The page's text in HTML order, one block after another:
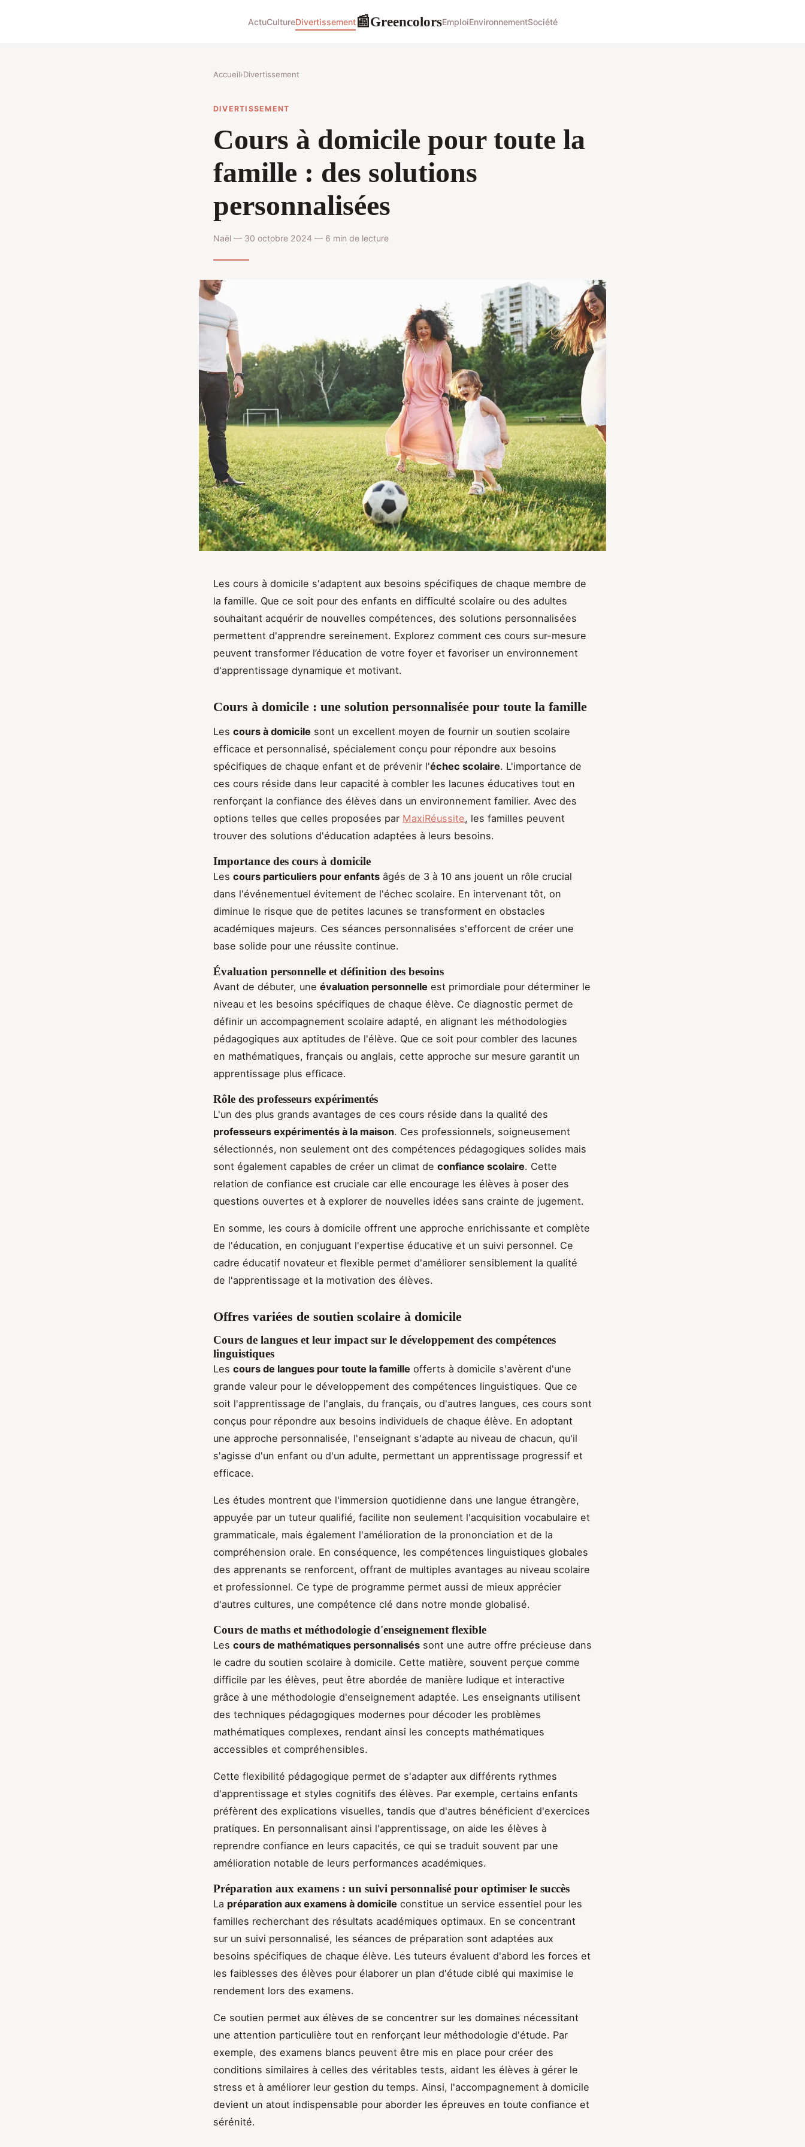
ActuCultureDivertissement📰GreencolorsEmploiEnvironnementSociété
Accueil›Divertissement
DIVERTISSEMENT
Cours à domicile pour toute la
famille : des solutions
personnalisées
Naël — 30 octobre 2024 — 6 min de lecture
Les cours à domicile s'adaptent aux besoins spécifiques de chaque membre de
la famille. Que ce soit pour des enfants en difficulté scolaire ou des adultes
souhaitant acquérir de nouvelles compétences, des solutions personnalisées
permettent d'apprendre sereinement. Explorez comment ces cours sur-mesure
peuvent transformer l’éducation de votre foyer et favoriser un environnement
d'apprentissage dynamique et motivant.
Cours à domicile : une solution personnalisée pour toute la famille
Les cours à domicile sont un excellent moyen de fournir un soutien scolaire
efficace et personnalisé, spécialement conçu pour répondre aux besoins
spécifiques de chaque enfant et de prévenir l'échec scolaire. L'importance de
ces cours réside dans leur capacité à combler les lacunes éducatives tout en
renforçant la confiance des élèves dans un environnement familier. Avec des
options telles que celles proposées par MaxiRéussite, les familles peuvent
trouver des solutions d'éducation adaptées à leurs besoins.
Importance des cours à domicile
Les cours particuliers pour enfants âgés de 3 à 10 ans jouent un rôle crucial
dans l'événementuel évitement de l'échec scolaire. En intervenant tôt, on
diminue le risque que de petites lacunes se transforment en obstacles
académiques majeurs. Ces séances personnalisées s'efforcent de créer une
base solide pour une réussite continue.
Évaluation personnelle et définition des besoins
Avant de débuter, une évaluation personnelle est primordiale pour déterminer le
niveau et les besoins spécifiques de chaque élève. Ce diagnostic permet de
définir un accompagnement scolaire adapté, en alignant les méthodologies
pédagogiques aux aptitudes de l'élève. Que ce soit pour combler des lacunes
en mathématiques, français ou anglais, cette approche sur mesure garantit un
apprentissage plus efficace.
Rôle des professeurs expérimentés
L'un des plus grands avantages de ces cours réside dans la qualité des
professeurs expérimentés à la maison. Ces professionnels, soigneusement
sélectionnés, non seulement ont des compétences pédagogiques solides mais
sont également capables de créer un climat de confiance scolaire. Cette
relation de confiance est cruciale car elle encourage les élèves à poser des
questions ouvertes et à explorer de nouvelles idées sans crainte de jugement.
En somme, les cours à domicile offrent une approche enrichissante et complète
de l'éducation, en conjuguant l'expertise éducative et un suivi personnel. Ce
cadre éducatif novateur et flexible permet d'améliorer sensiblement la qualité
de l'apprentissage et la motivation des élèves.
Offres variées de soutien scolaire à domicile
Cours de langues et leur impact sur le développement des compétences
linguistiques
Les cours de langues pour toute la famille offerts à domicile s'avèrent d'une
grande valeur pour le développement des compétences linguistiques. Que ce
soit l'apprentissage de l'anglais, du français, ou d'autres langues, ces cours sont
conçus pour répondre aux besoins individuels de chaque élève. En adoptant
une approche personnalisée, l'enseignant s'adapte au niveau de chacun, qu'il
s'agisse d'un enfant ou d'un adulte, permettant un apprentissage progressif et
efficace.
Les études montrent que l'immersion quotidienne dans une langue étrangère,
appuyée par un tuteur qualifié, facilite non seulement l'acquisition vocabulaire et
grammaticale, mais également l'amélioration de la prononciation et de la
compréhension orale. En conséquence, les compétences linguistiques globales
des apprenants se renforcent, offrant de multiples avantages au niveau scolaire
et professionnel. Ce type de programme permet aussi de mieux apprécier
d'autres cultures, une compétence clé dans notre monde globalisé.
Cours de maths et méthodologie d'enseignement flexible
Les cours de mathématiques personnalisés sont une autre offre précieuse dans
le cadre du soutien scolaire à domicile. Cette matière, souvent perçue comme
difficile par les élèves, peut être abordée de manière ludique et interactive
grâce à une méthodologie d'enseignement adaptée. Les enseignants utilisent
des techniques pédagogiques modernes pour décoder les problèmes
mathématiques complexes, rendant ainsi les concepts mathématiques
accessibles et compréhensibles.
Cette flexibilité pédagogique permet de s'adapter aux différents rythmes
d'apprentissage et styles cognitifs des élèves. Par exemple, certains enfants
préfèrent des explications visuelles, tandis que d'autres bénéficient d'exercices
pratiques. En personnalisant ainsi l'apprentissage, on aide les élèves à
reprendre confiance en leurs capacités, ce qui se traduit souvent par une
amélioration notable de leurs performances académiques.
Préparation aux examens : un suivi personnalisé pour optimiser le succès
La préparation aux examens à domicile constitue un service essentiel pour les
familles recherchant des résultats académiques optimaux. En se concentrant
sur un suivi personnalisé, les séances de préparation sont adaptées aux
besoins spécifiques de chaque élève. Les tuteurs évaluent d'abord les forces et
les faiblesses des élèves pour élaborer un plan d'étude ciblé qui maximise le
rendement lors des examens.
Ce soutien permet aux élèves de se concentrer sur les domaines nécessitant
une attention particulière tout en renforçant leur méthodologie d'étude. Par
exemple, des examens blancs peuvent être mis en place pour créer des
conditions similaires à celles des véritables tests, aidant les élèves à gérer le
stress et à améliorer leur gestion du temps. Ainsi, l'accompagnement à domicile
devient un atout indispensable pour aborder les épreuves en toute confiance et
sérénité.